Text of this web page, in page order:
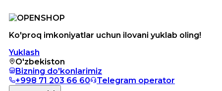
Ko'proq imkoniyatlar uchun ilovani yuklab oling!
Yuklash
O'zbekiston
Bizning do'konlarimiz
+998 71 203 66 60
Telegram operator